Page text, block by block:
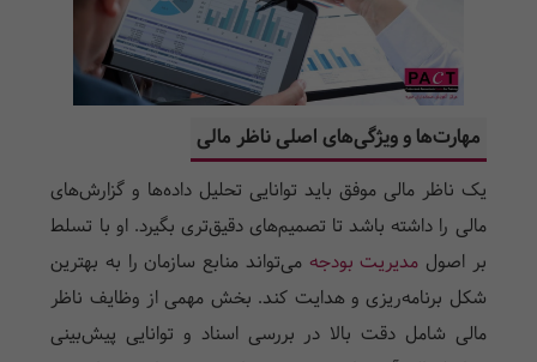
مهارت‌ها و ویژگی‌های اصلی ناظر مالی
یک ناظر مالی موفق باید توانایی تحلیل داده‌ها و گزارش‌های
مالی را داشته باشد تا تصمیم‌های دقیق‌تری بگیرد. او با تسلط
بر اصول مدیریت بودجه می‌تواند منابع سازمان را به بهترین
شکل برنامه‌ریزی و هدایت کند. بخش مهمی از وظایف ناظر
مالی شامل دقت بالا در بررسی اسناد و توانایی پیش‌بینی